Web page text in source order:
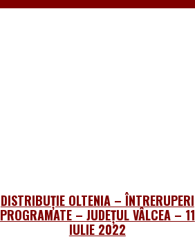
DISTRIBUȚIE OLTENIA – ÎNTRERUPERI
PROGRAMATE – JUDEȚUL VÂLCEA – 11
IULIE 2022